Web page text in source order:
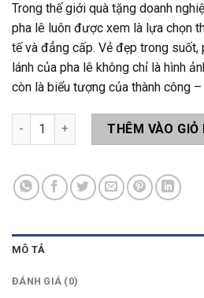
Trong thế giới quà tặng doanh
pha lê luôn được xem là lựa chọn
tế và đẳng cấp. Vẻ đẹp trong suốt,
lánh của pha lê không chỉ là hình
còn là biểu tượng của thành công
Quà Tặng Pha Lê Q12 số lượng
THÊM VÀO GIỎ
MÔ TẢ
ĐÁNH GIÁ (0)